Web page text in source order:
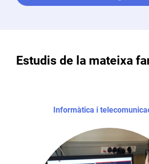
Estudis de la mateixa
Informàtica i